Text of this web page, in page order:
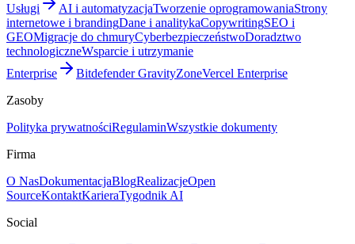
Usługi
AI i automatyzacjaTworzenie oprogramowaniaStrony
internetowe i brandingDane i analitykaCopywritingSEO i
GEOMigracje do chmuryCyberbezpieczeństwoDoradztwo
technologiczneWsparcie i utrzymanie
Enterprise
Bitdefender GravityZoneVercel Enterprise
Zasoby
Polityka prywatnościRegulaminWszystkie dokumenty
Firma
O NasDokumentacjaBlogRealizacjeOpen
SourceKontaktKarieraTygodnik AI
Social